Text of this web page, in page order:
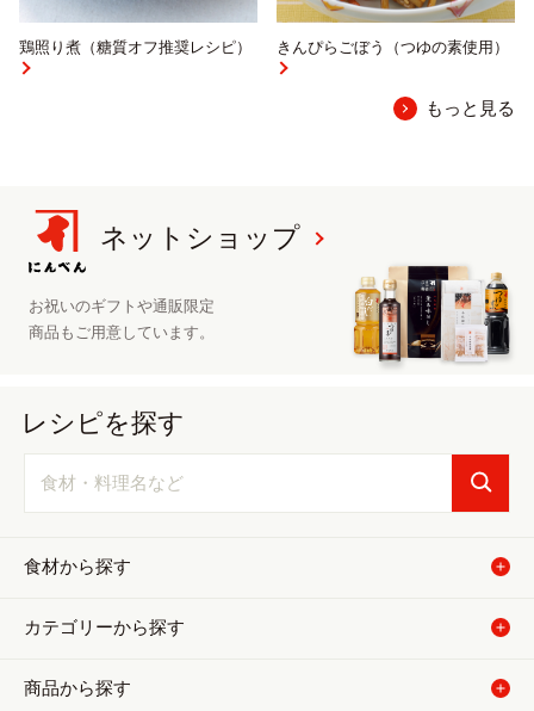
鶏照り煮（糖質オフ推奨レシピ） きんぴらごぼう（つゆの素使用）
もっと見る
ネットショップ
お祝いのギフトや通販限定
商品も ご用意しています。
レシピを探す
食材から探す
カテゴリーから探す
商品から探す